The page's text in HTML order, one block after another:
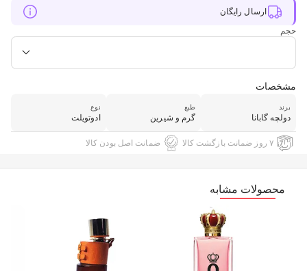
ارسال رایگان
حجم
مشخصات
برند
دولچه گابانا
طبع
گرم و شیرین
نوع
ادوتویلت
۷ روز ضمانت بازگشت کالا ضمانت اصل بودن کالا
محصولات مشابه